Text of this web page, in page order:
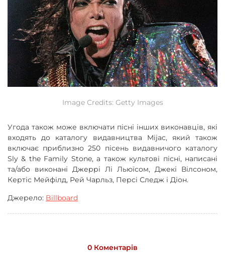
Image Credits: Getty Images
Угода також може включати пісні інших виконавців, які
входять до каталогу видавництва Mijac, який також
включає приблизно 250 пісень видавничого каталогу
Sly & the Family Stone, а також культові пісні, написані
та/або виконані Джеррі Лі Льюїсом, Джекі Вілсоном,
Кертіс Мейфілд, Рей Чарльз, Персі Следж і Діон.
Джерело: Billboard
0 Коментарів